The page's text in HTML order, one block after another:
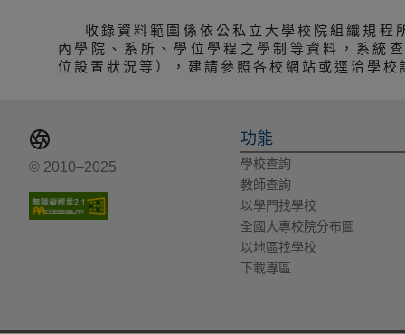
收錄資料範圍係依公私立大學校院組織規
內學院、系所、學位學程之學制等資料，系統
位設置狀況等），建請參照各校網站或逕洽學校
© 2010–2025
功能
學校查詢
教師查詢
以學門找學校
全國大專校院分布圖
以地區找學校
下載專區